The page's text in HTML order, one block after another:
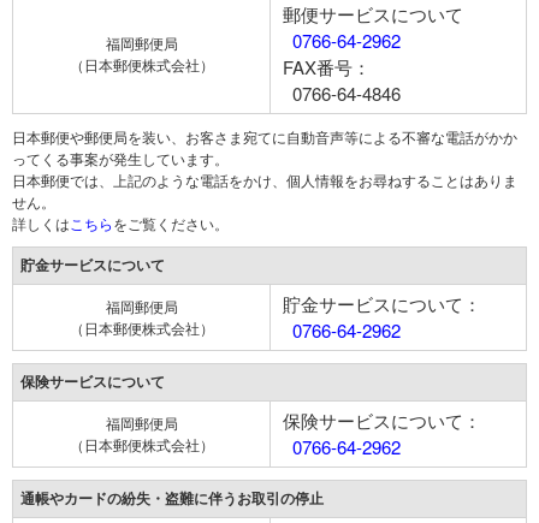
福岡郵便局
（日本郵便株式会社）
郵便サービスについて
0766-64-2962
FAX番号：
0766-64-4846
日本郵便や郵便局を装い、お客さま宛てに自動音声等による不審な電話がかか
ってくる事案が発生しています。
日本郵便では、上記のような電話をかけ、個人情報をお尋ねすることはありま
せん。
詳しくは こちらをご覧ください。
貯金サービスについて
福岡郵便局
（日本郵便株式会社）
貯金サービスについて：
0766-64-2962
保険サービスについて
福岡郵便局
（日本郵便株式会社）
保険サービスについて：
0766-64-2962
通帳やカードの紛失・盗難に伴うお取引の停止